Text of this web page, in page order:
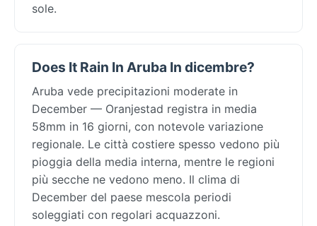
sole.
Does It Rain In Aruba In dicembre?
Aruba vede precipitazioni moderate in
December — Oranjestad registra in media
58mm in 16 giorni, con notevole variazione
regionale. Le città costiere spesso vedono più
pioggia della media interna, mentre le regioni
più secche ne vedono meno. Il clima di
December del paese mescola periodi
soleggiati con regolari acquazzoni.